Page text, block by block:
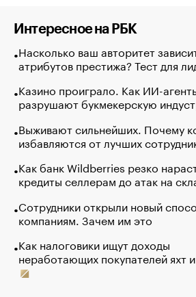
Интересное на РБК
Насколько ваш авторитет
атрибутов престижа? Тест для
Казино проиграло. Как ИИ-
разрушают букмекерскую
Выживают сильнейших. Почему
избавляются от лучших
Как банк Wildberries резко
кредиты селлерам до атак на
Сотрудники открыли новый
компаниям. Зачем им это
Как налоговики ищут доходы
неработающих покупателей яхт